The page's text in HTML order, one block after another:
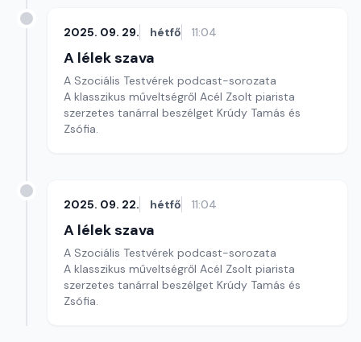
2025. 09. 29. hétfő 11:04
A lélek szava
A Szociális Testvérek podcast-sorozata
A klasszikus műveltségről Acél Zsolt piarista
szerzetes tanárral beszélget Krúdy Tamás és
Zsófia.
2025. 09. 22. hétfő 11:04
A lélek szava
A Szociális Testvérek podcast-sorozata
A klasszikus műveltségről Acél Zsolt piarista
szerzetes tanárral beszélget Krúdy Tamás és
Zsófia.